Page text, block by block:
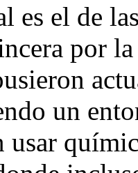
es el de
por
un
usar